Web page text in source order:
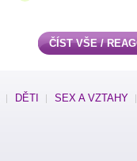
ČÍST VŠE /
DĚTI SEX A VZTAHY